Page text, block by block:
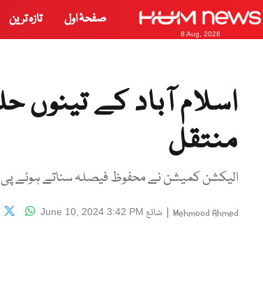
8 Aug, 2026
صفحۂ اول تازہ ترین
اسلام آباد کے
منتقل
الیکشن کمیشن نے محفوظ فیصلہ سناتے ہوئے پی
Mehmood Ahmed
| شائع June 10, 2024 3:42 PM